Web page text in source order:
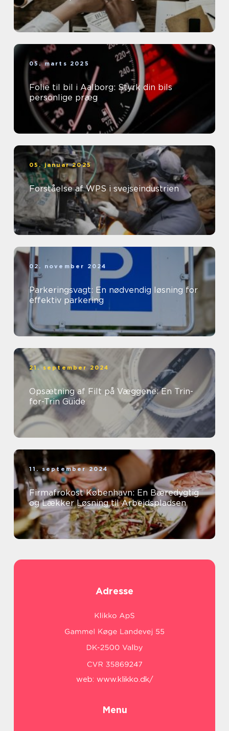
05. marts 2025
Folie til bil i Aalborg: Styrk din bils
personlige præg
05. januar 2025
Forståelse af WPS i svejseindustrien
02. november 2024
Parkeringsvagt: En nødvendig løsning for
effektiv parkering
21. september 2024
Opsætning af Filt på Væggene: En Trin-
for-Trin Guide
11. september 2024
Firmafrokost København: En Bæredygtig
og Lækker Løsning til Arbejdspladsen
Adresse
web: www.klikko.dk/
Menu